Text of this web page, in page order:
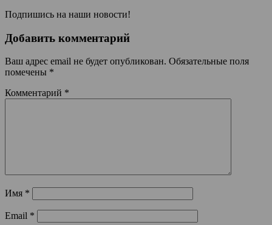
Подпишись на наши новости!
Добавить комментарий
Ваш адрес email не будет опубликован. Обязательные поля
помечены *
Комментарий *
Имя *
Email *